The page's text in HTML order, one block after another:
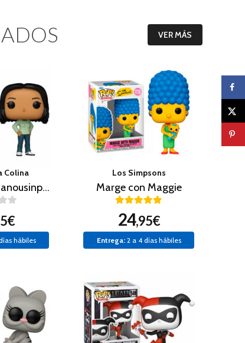
VER MÁS
Colina
Connie Souphanousinphone
hábiles
Los Simpsons
Marge con Maggie
24,95€
Entrega:2 a 4 días hábiles